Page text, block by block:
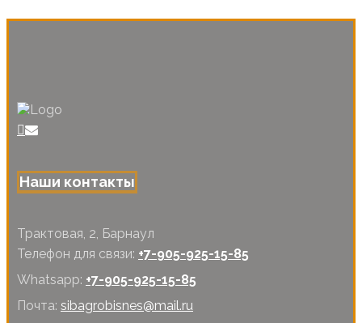
Наши контакты
Трактовая, 2, Барнаул
Телефон для связи: +7-905-925-15-85
Whatsapp: +7-905-925-15-85
Почта: sibagrobisnes@mail.ru